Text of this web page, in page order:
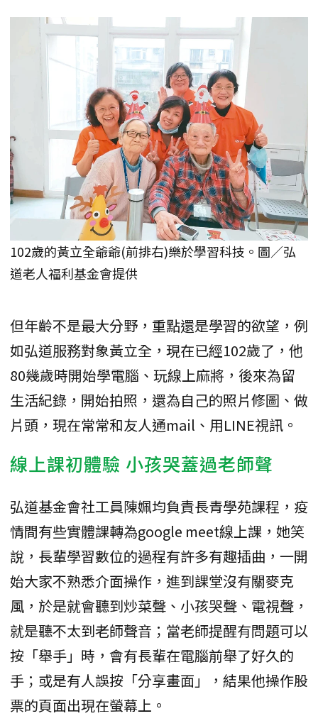
102歲的黃立全爺爺(前排右)樂於學習科技。圖／弘
道老人福利基金會提供
但年齡不是最大分野，重點還是學習的欲望，例
如弘道服務對象黃立全，現在已經102歲了，他
80幾歲時開始學電腦、玩線上麻將，後來為留
生活紀錄，開始拍照，還為自己的照片修圖、做
片頭，現在常常和友人通mail、用LINE視訊。
線上課初體驗 小孩哭蓋過老師聲
弘道基金會社工員陳姵均負責長青學苑課程，疫
情間有些實體課轉為google meet線上課，她笑
說，長輩學習數位的過程有許多有趣插曲，一開
始大家不熟悉介面操作，進到課堂沒有關麥克
風，於是就會聽到炒菜聲、小孩哭聲、電視聲，
就是聽不太到老師聲音；當老師提醒有問題可以
按「舉手」時，會有長輩在電腦前舉了好久的
手；或是有人誤按「分享畫面」，結果他操作股
票的頁面出現在螢幕上。